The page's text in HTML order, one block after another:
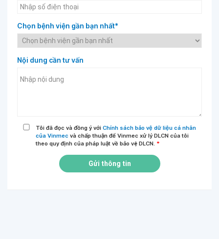
Chọn bệnh viện gần bạn nhất*
Nội dung cần tư vấn
Tôi đã đọc và đồng ý với Chính sách bảo vệ dữ liệu cá nhân
của Vinmec và chấp thuận để Vinmec xử lý DLCN của tôi
theo quy định của pháp luật về bảo vệ DLCN. *
Gửi thông tin